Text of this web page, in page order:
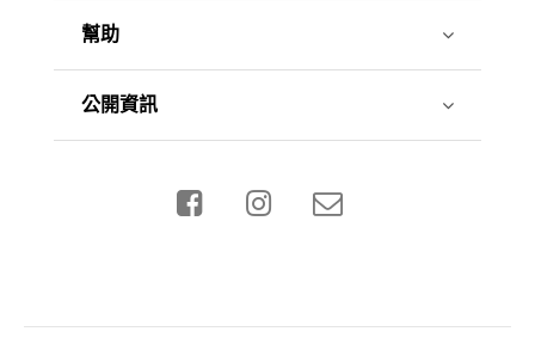
幫助
公開資訊